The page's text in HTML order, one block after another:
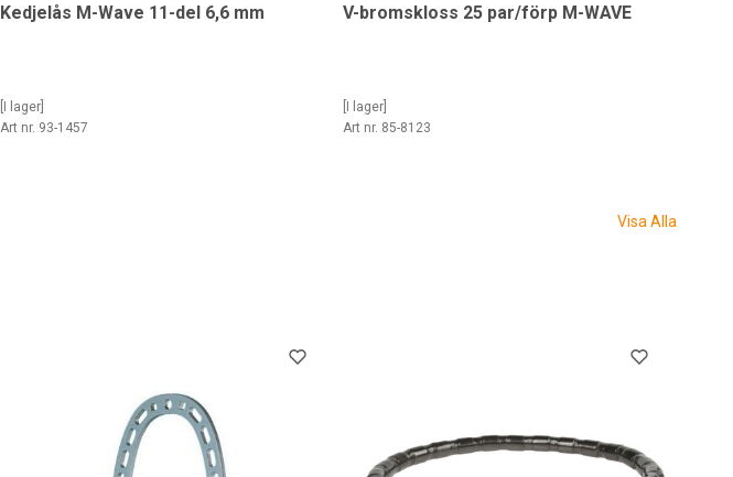
Kedjelås M-Wave 11-del 6,6 mm
[I lager]
Art nr. 93-1457
V-bromskloss 25 par/förp M-WAVE
[I lager]
Art nr. 85-8123
Visa Alla